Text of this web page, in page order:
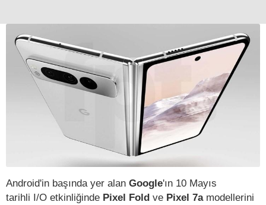
Android'in başında yer alan Google'ın 10 Mayıs
tarihli I/O etkinliğinde Pixel Fold ve Pixel 7amodellerini